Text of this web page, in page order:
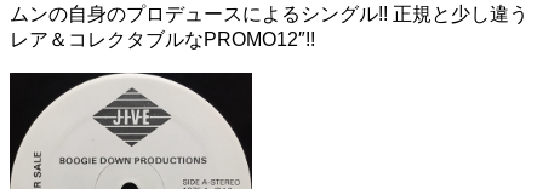
ムンの自身のプロデュースによるシングル!! 正規と少し違う
レア＆コレクタブルなPROMO12″!!